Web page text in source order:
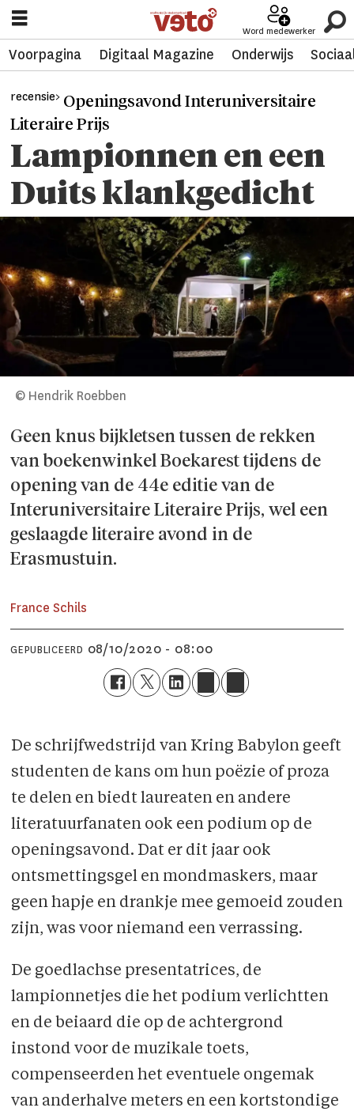
Word medewerker
Voorpagina Digitaal Magazine Onderwijs
recensie> Openingsavond Interuniversitaire
Literaire Prijs
Lampionnen en een
Duits klankgedicht
© Hendrik Roebben
Geen knus bijkletsen tussen de rekken
van boekenwinkel Boekarest tijdens de
opening van de 44e editie van de
Interuniversitaire Literaire Prijs, wel een
geslaagde literaire avond in de
Erasmustuin.
France Schils
GEPUBLICEERD 08/10/2020 - 08:00
De schrijfwedstrijd van Kring Babylon geeft
studenten de kans om hun poëzie of proza
te delen en biedt laureaten en andere
literatuurfanaten ook een podium op de
openingsavond. Dat er dit jaar ook
ontsmettingsgel en mondmaskers, maar
geen hapje en drankje mee gemoeid zouden
zijn, was voor niemand een verrassing.
De goedlachse presentatrices, de
lampionnetjes die het podium verlichtten
en de beiaard die op de achtergrond
instond voor de muzikale toets,
compenseerden het eventuele ongemak
van anderhalve meters en een kortstondige